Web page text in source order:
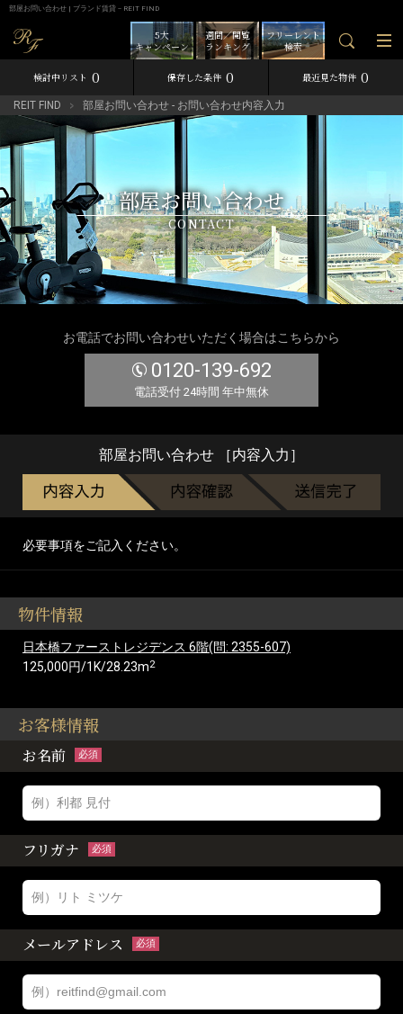
部屋お問い合わせ | ブランド賃貸－REIT FIND
フリーレント
検索
週間／閲覧
ランキング
5大
キャンペーン
検討中リスト 0 保存した条件 0 最近見た物件 0
REIT FIND 部屋お問い合わせ - お問い合わせ内容入力
部屋お問い合わせ
CONTACT
お電話でお問い合わせいただく場合はこちらから
0120-139-692
電話受付 24時間 年中無休
部屋お問い合わせ ［内容入力］
必要事項をご記入ください。
物件情報
日本橋ファーストレジデンス 6階(問: 2355-607)
125,000円/1K/28.23m2
お客様情報
お名前 必須
フリガナ 必須
メールアドレス 必須